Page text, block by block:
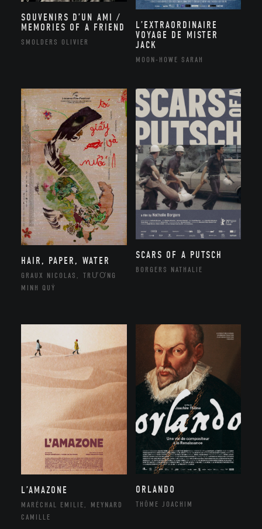
SOUVENIRS D’UN AMI /
MEMORIES OF A FRIEND
SMOLDERS OLIVIER
L’EXTRAORDINAIRE
VOYAGE DE MISTER
JACK
MOON-HOWE SARAH
HAIR, PAPER, WATER
GRAUX NICOLAS, TRƯƠNG
MINH QUÝ
SCARS OF A PUTSCH
BORGERS NATHALIE
L’AMAZONE
MARÉCHAL EMILIE, MEYNARD
CAMILLE
ORLANDO
THÔME JOACHIM